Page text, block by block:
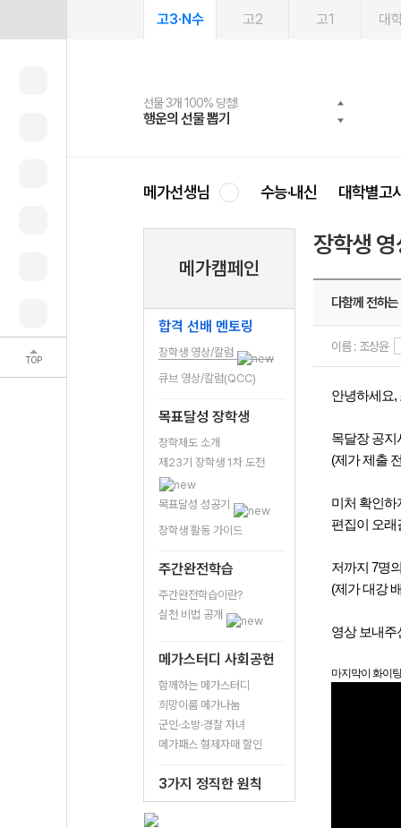
TOP
고3·N수 고2 고1 대
선물 3개 100% 당첨!
행운의 선물 뽑기
선물 100% 증정!
메가스터디 X 올리브
2027 러셀 단과
강사 공개선발
스마트러닝앱
설문 EVENT
메가패스
3일 무료 체험권
메가패스 수강생 무료혜택!
메가클럽 멤버십
사회공헌 캠페인
희망이룸 메가나눔
메가선생님 수능·내신 대학별고
메가캠페인
합격 선배 멘토링
장학생 영상/칼럼
큐브 영상/칼럼(QCC)
목표달성 장학생
장학제도 소개
제23기 장학생 1차 도전
목표달성 성공기
장학생 활동 가이드
주간완전학습
주간완전학습이란?
실천 비법 공개
메가스터디 사회공헌
함께하는 메가스터디
희망이룸 메가나눔
군인·소방·경찰 자녀
메가패스 형제자매 할인
3가지 정직한 원칙
장학생
다함께 전하
이름 : 조상윤
안녕하세요,
목달장 공지
(제가 제출
미처 확인하
편집이 오래
저까지 7명
(제가 대강
영상 보내주
마지막이 화이